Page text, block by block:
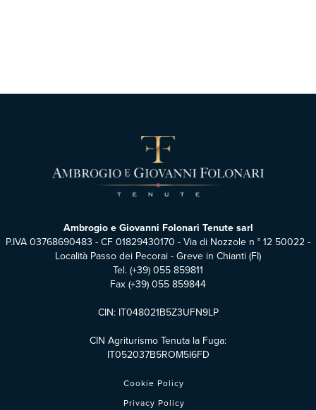
Cookie Policy
Privacy Policy
Ambrogio e Giovanni Folonari Tenute sarl
P.IVA 03768690483 - CF 01829430170 - Via di Nozzole n ° 12 50022 -
Località Passo dei Pecorai - Greve in Chianti (FI)
Tel.(+39) 055 859811
Fax (+39) 055 859844
CIN: IT048021B5Z3UFN9LP
CIN Agriturismo Tenuta la Fuga:
IT052037B5ROM5I6FD